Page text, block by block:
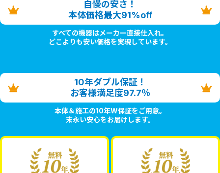
自慢の安さ！
本体価格最大91%off
すべての機器はメーカー直接仕入れ。
どこよりも安い価格を実現しています。
10年ダブル保証！
お客様満足度97.7％
本体＆施工の10年W保証をご用意。
末永い安心をお届けします。